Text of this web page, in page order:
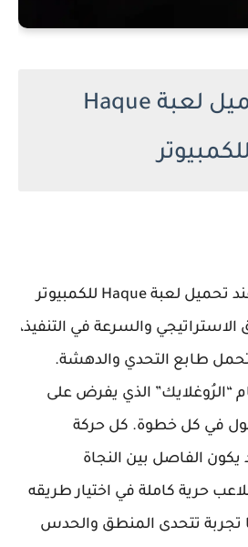
حول تحميل لعبة Haque
للكمبيوتر
يتميز أسلوب اللعب عند تحميل لعبة Haque للكمبيوتر
والسرعة في التنفيذ،
طابع التحدي والدهشة.
“الرُوغلايك” الذي يفرض على
في كل خطوة. كل حركة
الفاصل بين النجاة
حرية كاملة في اختيار طريقه
تجربة تتحدى المنطق والحدس